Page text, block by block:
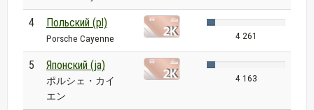
4 Польский (pl)
Porsche Cayenne 4 261
5 Японский (ja)
ポルシェ・カイ
エン
4 163